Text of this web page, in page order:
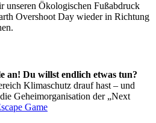
unseren Ökologischen Fußabdruck
Overshoot Day wieder in Richtung
an! Du willst endlich etwas tun?
Klimaschutz drauf hast – und
Geheimorganisation der „Next